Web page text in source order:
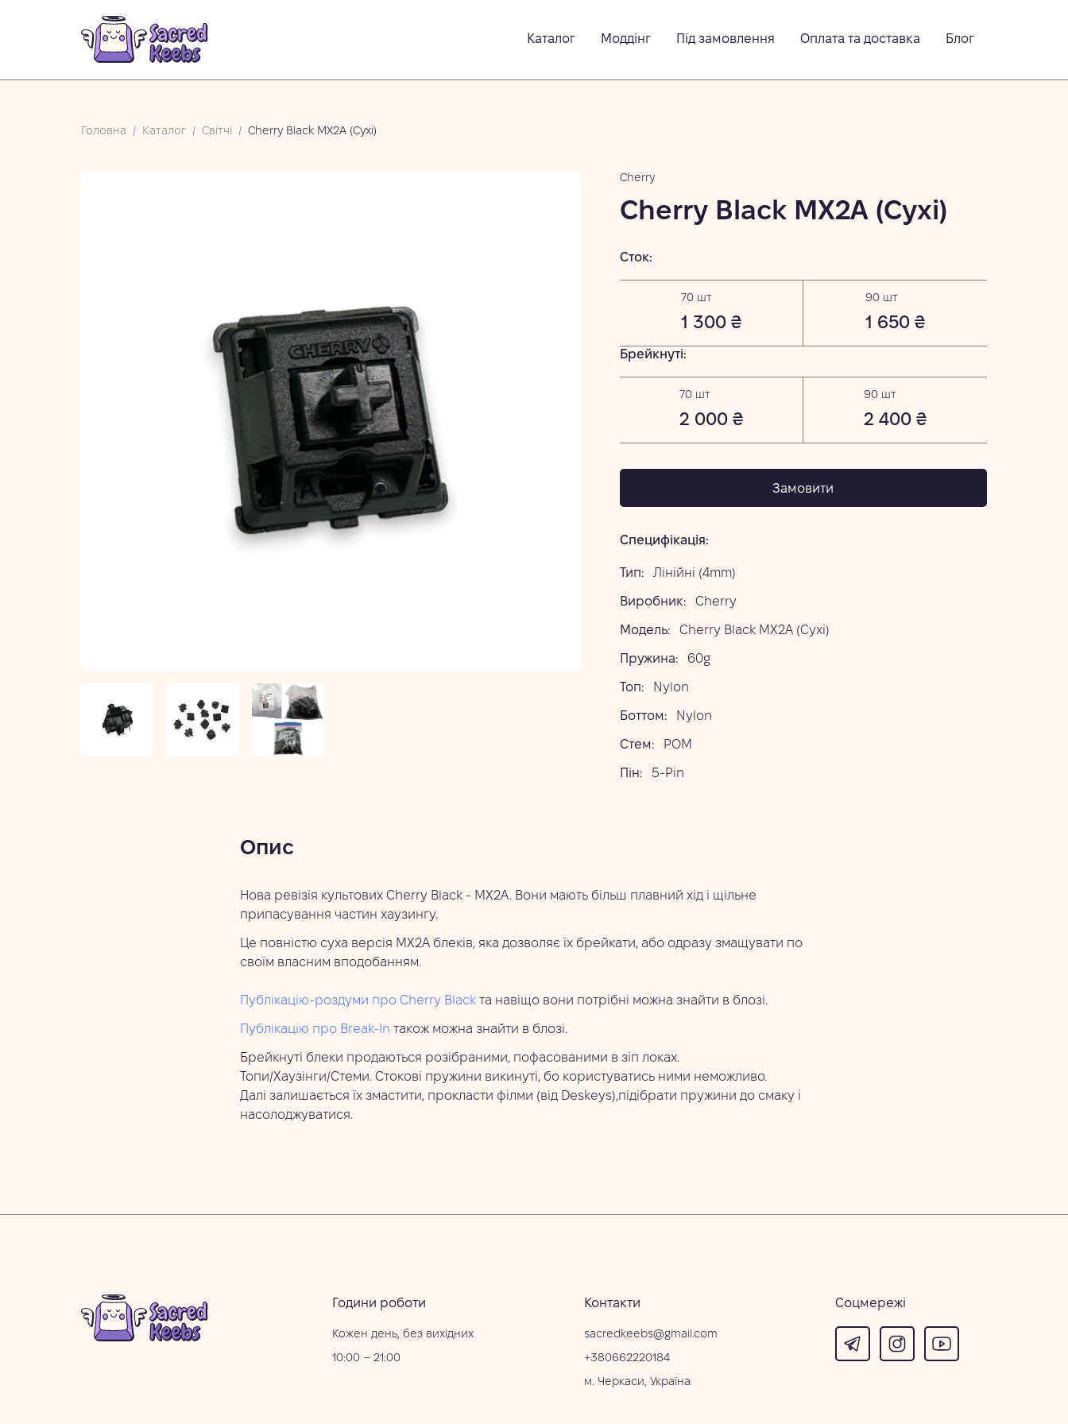
Каталог Моддінг Під замовлення Оплата та доставка Блог
Головна / Каталог / Світчі / Cherry Black MX2A (Сухі)
Cherry
Cherry Black MX2A (Сухі)
Сток:
70 шт
1 300 ₴
90 шт
1 650 ₴
Брейкнуті:
70 шт
2 000 ₴
90 шт
2 400 ₴
Замовити
Специфікація:
Тип: Лінійні (4mm)
Виробник: Cherry
Модель: Cherry Black MX2A (Сухі)
Пружина: 60g
Топ: Nylon
Боттом: Nylon
Стем: POM
Пін: 5-Pin
Опис
Нова ревізія культових Cherry Black - MX2A. Вони мають більш плавний хід і щільне
припасування частин хаузингу.
Це повністю суха версія МХ2А блеків, яка дозволяє їх брейкати, або одразу змащувати по
своїм власним вподобанням.
Публікацію-роздуми про Cherry Blackта навіщо вони потрібні можна знайти в блозі.
Публікацію про Break-In також можна знайти в блозі.
Брейкнуті блеки продаються розібраними, пофасованими в зіп локах.
Топи/Хаузінги/Стеми. Стокові пружини викинуті, бо користуватись ними неможливо.
Далі залишається їх змастити, прокласти філми (від Deskeys),підібрати пружини до смаку і
насолоджуватися.
Години роботи
Кожен день, без вихідних
10:00 – 21:00
Контакти
sacredkeebs@gmail.com
+380662220184
м. Черкаси, Україна
Соцмережі